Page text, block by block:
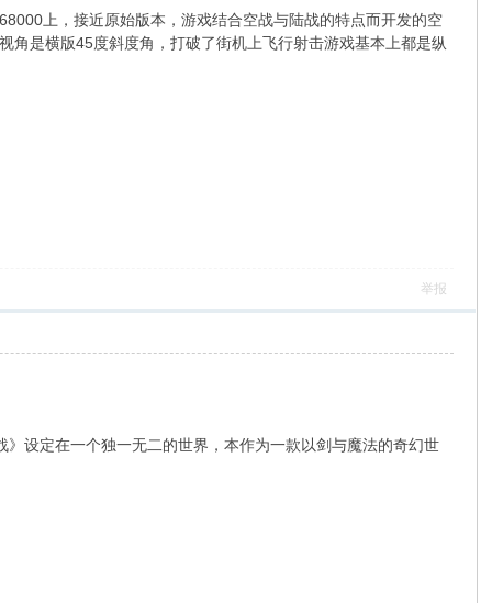
上，接近原始版本，游戏结合空战与陆战的特点而开发的空
角是横版45度斜度角，打破了街机上飞行射击游戏基本上都是纵
举报
设定在一个独一无二的世界，本作为一款以剑与魔法的奇幻世